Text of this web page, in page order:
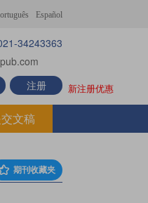
Español
34243363
注册 新注册优惠
文稿
期刊收藏夹